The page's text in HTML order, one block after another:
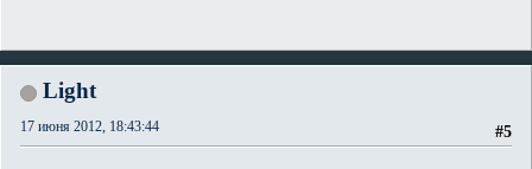
Light
#5
17 июня 2012, 18:43:44